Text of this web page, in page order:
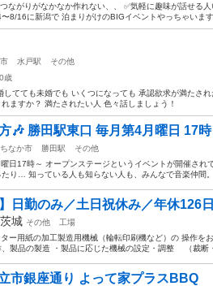
ながりがなかなか作れない、、 ✅気軽に趣味が話せる
〜8/16に新潟で 泊まりがけのBIGイベントやっちゃいま
水戸駅
その他
歳
してても未婚でも いくつになっても 承認欲求が満たさ
ますか？ 満たされたい人 色々話しましょう！
🎶 勝田駅東口 毎月第4月曜日 17時
なか市 勝田駅
その他
日17時～ オープンステージというイベントが開催さ
り… 知っている人も知らない人も、みんなで音楽仲間
日勤のみ／土日祝休み／年休126
茨城 その他
工場
ー用紙の加工製造用機械（輪転印刷機など）の 操作
製品の製造 ・製品に応じた機械の設定・調整 （裁断
市銀座通り よって家プラスBBQ